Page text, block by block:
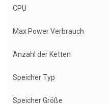
CPU
Max Power Verbrauch
Anzahl der Ketten
Speicher Typ
Speicher Größe